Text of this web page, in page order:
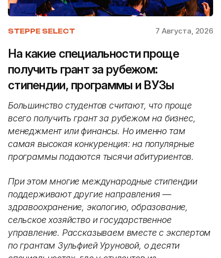
STEPPE SELECT 7 Августа, 2026
На какие специальности проще
получить грант за рубежом:
стипендии, программы и ВУЗы
Большинство студентов считают, что проще
всего получить грант за рубежом на бизнес,
менеджмент или финансы. Но именно там
самая высокая конкуренция: на популярные
программы подаются тысячи абитуриентов.
При этом многие международные стипендии
поддерживают другие направления —
здравоохранение, экологию, образование,
сельское хозяйство и государственное
управление. Рассказываем вместе с экспертом
по грантам Зульфией Уруновой, о десяти